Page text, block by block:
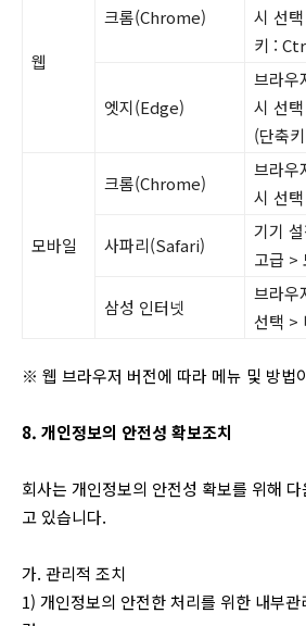
웹
크롬(Chrome)
시 선
키 :
엣지(Edge)
브라우
시 선
(단축
모바일
크롬(Chrome)
브라우
시 선
사파리(Safari)
기기
고급 >
삼성 인터넷
브라우
선택 >
※ 웹 브라우저 버전에 따라 메뉴 및 방법
8. 개인정보의 안전성 확보조치
회사는 개인정보의 안전성 확보를 위해
고 있습니다.
가. 관리적 조치
1) 개인정보의 안전한 처리를 위한 내부관